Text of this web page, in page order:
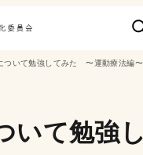
ついて勉強してみた 〜運動療法編〜
いて勉強